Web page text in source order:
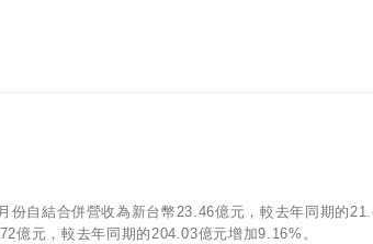
自結合併營收為新台幣23.46億元，較去年同期的
億元，較去年同期的204.03億元增加9.16%。